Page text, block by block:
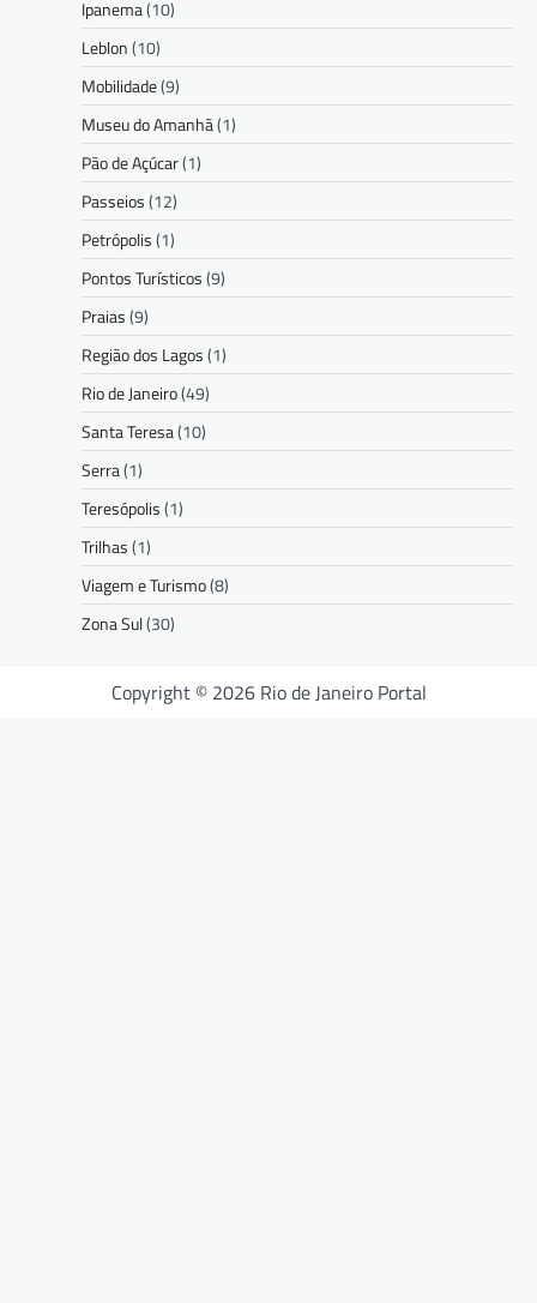
Ipanema(10)
Leblon(10)
Mobilidade(9)
Museu do Amanhã(1)
Pão de Açúcar(1)
Passeios(12)
Petrópolis(1)
Pontos Turísticos(9)
Praias(9)
Região dos Lagos(1)
Rio de Janeiro(49)
Santa Teresa(10)
Serra(1)
Teresópolis(1)
Trilhas(1)
Viagem e Turismo(8)
Zona Sul(30)
Copyright © 2026 Rio de Janeiro Portal